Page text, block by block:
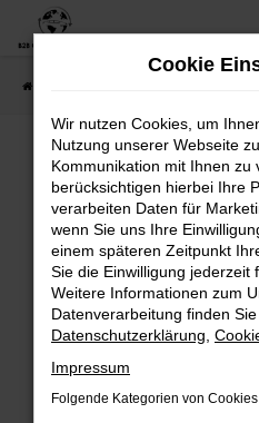
Zum
springen
Fehler: Network
Beim Laden ist ein
Hier sind ein paar Tipps,
Überprüfe deine
Internetverbindung.
Laden andere
Prüfe deine
Cookie
Wir nutzen Cookies, um
Nutzung unserer Webseite
Kommunikation mit Ihnen zu
berücksichtigen hierbei Ihre
verarbeiten Daten für
wenn Sie uns Ihre
einem späteren Zeitpunkt
Sie die Einwilligung jederzeit
Weitere Informationen zum
Datenverarbeitung finden
Datenschutzerklärung
Impressum
Folgende Kategorien von